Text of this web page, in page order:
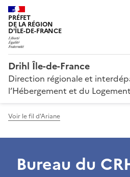
PRÉFET
DE LA RÉGION
D'ÎLE-DE-FRANCE
Drihl Île-de-France
Direction régionale et
l’Hébergement et du Logement
Voir le fil d'Ariane
Bureau du